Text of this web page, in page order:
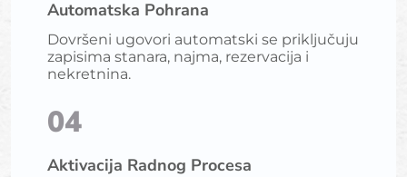
Automatska Pohrana
Dovršeni ugovori automatski se priključuju
zapisima stanara, najma, rezervacija i
nekretnina.
04
Aktivacija Radnog Procesa